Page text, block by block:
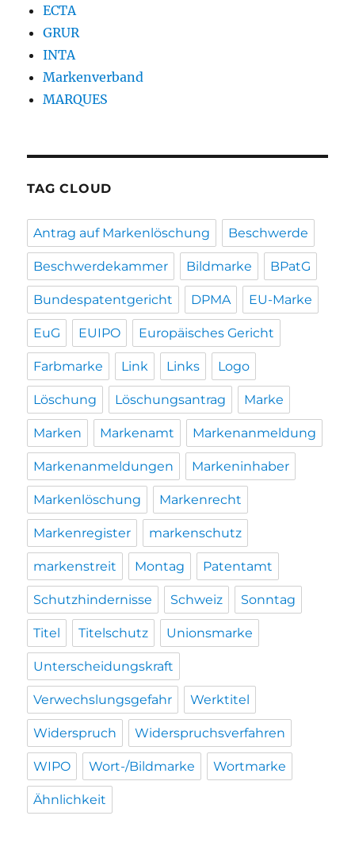
ECTA
GRUR
INTA
Markenverband
MARQUES
TAG CLOUD
Antrag auf Markenlöschung Beschwerde
Beschwerdekammer Bildmarke BPatG
Bundespatentgericht DPMA EU-Marke
EuG EUIPO Europäisches Gericht
Farbmarke Link Links Logo
Löschung Löschungsantrag Marke
Marken Markenamt Markenanmeldung
Markenanmeldungen Markeninhaber
Markenlöschung Markenrecht
Markenregister markenschutz
markenstreit Montag Patentamt
Schutzhindernisse Schweiz Sonntag
Titel Titelschutz Unionsmarke
Unterscheidungskraft
Verwechslungsgefahr Werktitel
Widerspruch Widerspruchsverfahren
WIPO Wort-/Bildmarke Wortmarke
Ähnlichkeit